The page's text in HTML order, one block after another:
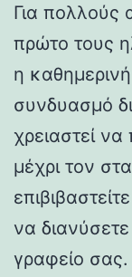
Για πολλούς
πρώτο τους
η
συνδυασμό
χρειαστεί
μέχρι τον
να
γραφείο